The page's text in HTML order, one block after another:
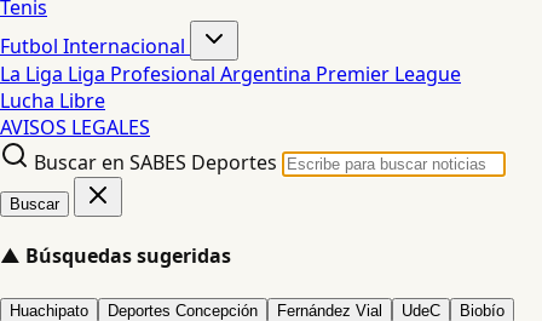
Tenis
Futbol Internacional
La Liga Liga Profesional Argentina Premier League
Lucha Libre
AVISOS LEGALES
Buscar en SABES Deportes
Buscar
▲ Búsquedas sugeridas
Huachipato Deportes Concepción Fernández Vial UdeC Biobío